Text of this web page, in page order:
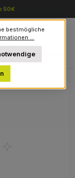
50€
hast 0 Produkte auf
bestmögliche
...